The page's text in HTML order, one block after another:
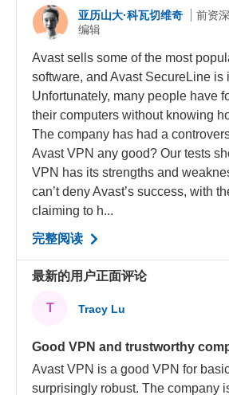
亚历山大·科瓦切维奇
前资深
编辑
Avast sells some of the most
software, and Avast SecureLine is
Unfortunately, many people have
their computers without knowing
The company has had a
Avast VPN any good? Our tests
VPN has its strengths and
can’t deny Avast’s success, with
claiming to h...
完整阅读
最新的用户正面评论
T Tracy Lu
Good VPN and trustworthy
Avast VPN is a good VPN for
surprisingly robust. The company